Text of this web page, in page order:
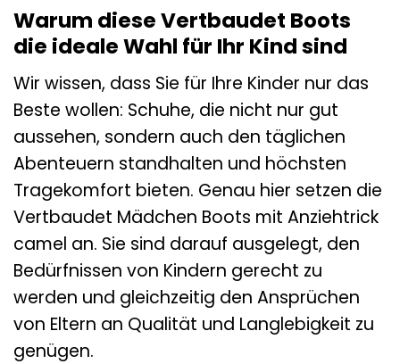
Warum diese Vertbaudet Boots
die ideale Wahl für Ihr Kind sind
Wir wissen, dass Sie für Ihre Kinder nur das
Beste wollen: Schuhe, die nicht nur gut
aussehen, sondern auch den täglichen
Abenteuern standhalten und höchsten
Tragekomfort bieten. Genau hier setzen die
Vertbaudet Mädchen Boots mit Anziehtrick
camel an. Sie sind darauf ausgelegt, den
Bedürfnissen von Kindern gerecht zu
werden und gleichzeitig den Ansprüchen
von Eltern an Qualität und Langlebigkeit zu
genügen.